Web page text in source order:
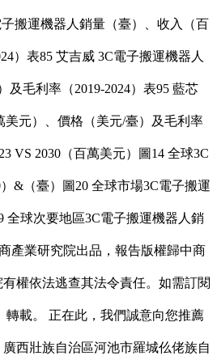
搬運機器人銷量（臺）、收入（百
）表85 艾吉威 3C電子搬運機器人
毛利率（2019-2024）表95 藍芯
美元）、價格（美元/臺）及毛利率
VS 2030（百萬美元）圖14 全球3C
&（臺）圖20 全球市場3C電子搬運
全球次要地區3C電子搬運機器人銷
產業研究院出品，報告版權歸中商
權依法逃查其法令責任。如需訂閱
載。 正在此，我們誠意向您推薦
西壯族自治區河池市羅城仫佬族自